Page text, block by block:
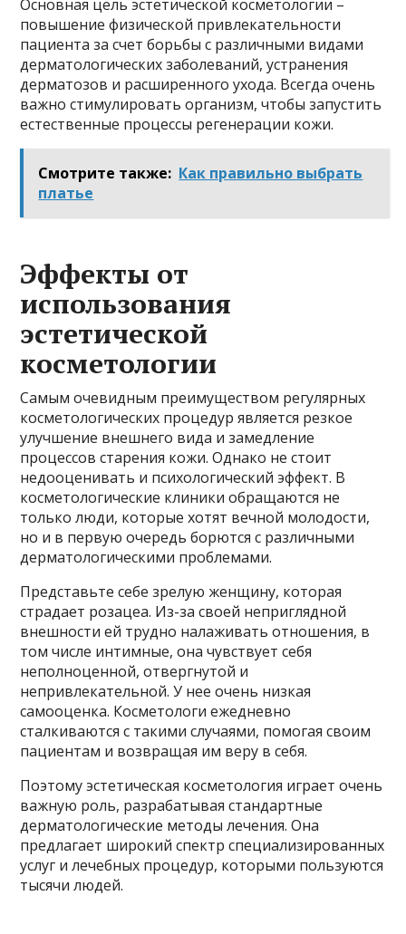
Основная цель эстетической косметологии –
повышение физической привлекательности
пациента за счет борьбы с различными видами
дерматологических заболеваний, устранения
дерматозов и расширенного ухода. Всегда очень
важно стимулировать организм, чтобы запустить
естественные процессы регенерации кожи.
Смотрите также: Как правильно выбрать
платье
Эффекты от
использования
эстетической
косметологии
Самым очевидным преимуществом регулярных
косметологических процедур является резкое
улучшение внешнего вида и замедление
процессов старения кожи. Однако не стоит
недооценивать и психологический эффект. В
косметологические клиники обращаются не
только люди, которые хотят вечной молодости,
но и в первую очередь борются с различными
дерматологическими проблемами.
Представьте себе зрелую женщину, которая
страдает розацеа. Из-за своей неприглядной
внешности ей трудно налаживать отношения, в
том числе интимные, она чувствует себя
неполноценной, отвергнутой и
непривлекательной. У нее очень низкая
самооценка. Косметологи ежедневно
сталкиваются с такими случаями, помогая своим
пациентам и возвращая им веру в себя.
Поэтому эстетическая косметология играет очень
важную роль, разрабатывая стандартные
дерматологические методы лечения. Она
предлагает широкий спектр специализированных
услуг и лечебных процедур, которыми пользуются
тысячи людей.